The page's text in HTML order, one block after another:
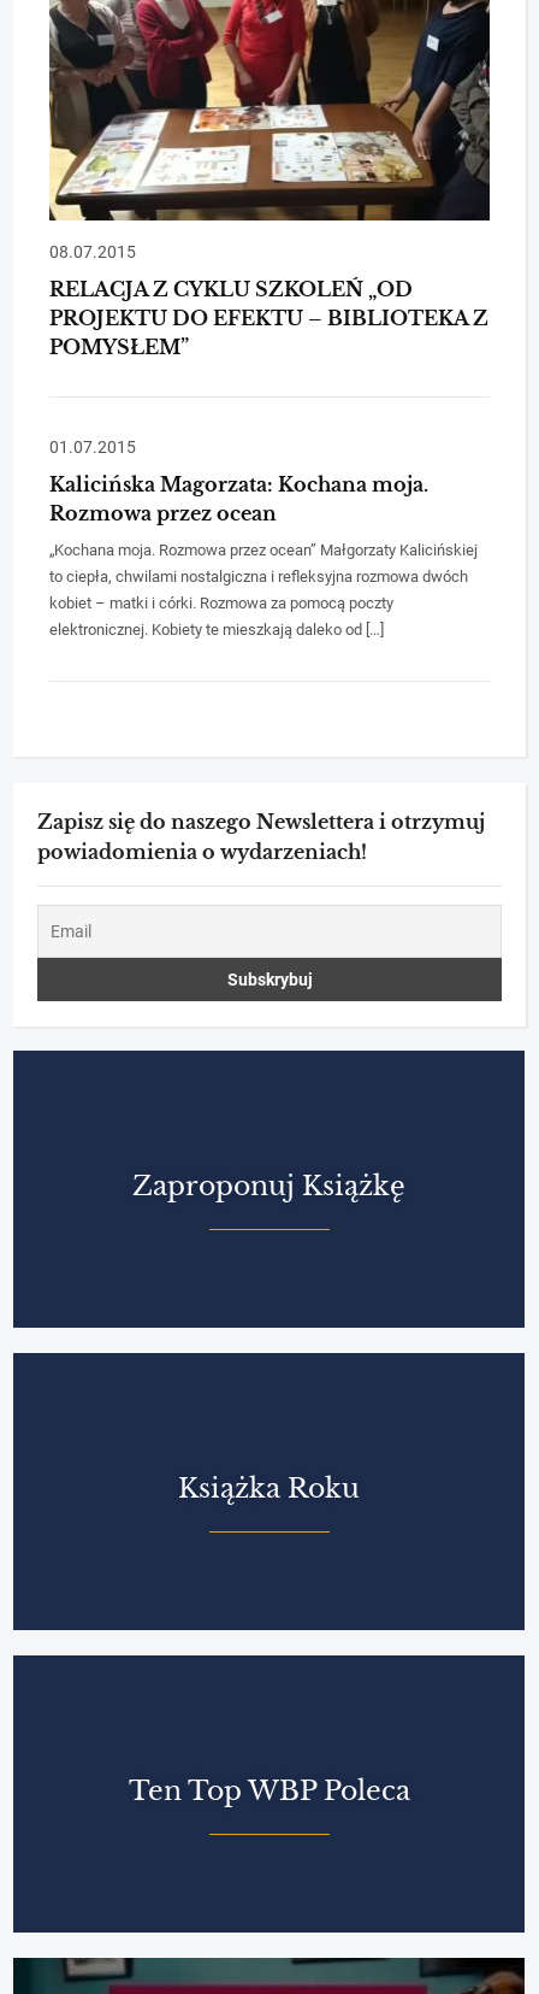
Zapisz się do naszego Newslettera i otrzymuj
powiadomienia o wydarzeniach!
Zaproponuj Książkę
Książka Roku
Ten Top WBP Poleca
08.07.2015
RELACJA Z CYKLU SZKOLEŃ „OD
PROJEKTU DO EFEKTU – BIBLIOTEKA Z
POMYSŁEM”
01.07.2015
Kalicińska Magorzata: Kochana moja.
Rozmowa przez ocean
„Kochana moja. Rozmowa przez ocean” Małgorzaty Kalicińskiej
to ciepła, chwilami nostalgiczna i refleksyjna rozmowa dwóch
kobiet – matki i córki. Rozmowa za pomocą poczty
elektronicznej. Kobiety te mieszkają daleko od […]